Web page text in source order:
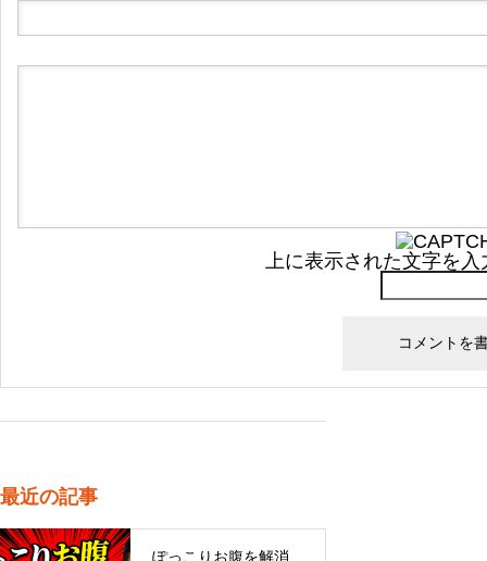
上に表示された文字を
最近の記事
ぽっこりお腹を解消